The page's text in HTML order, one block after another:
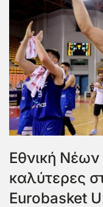
Εθνική
καλύτερες
Eurobasket